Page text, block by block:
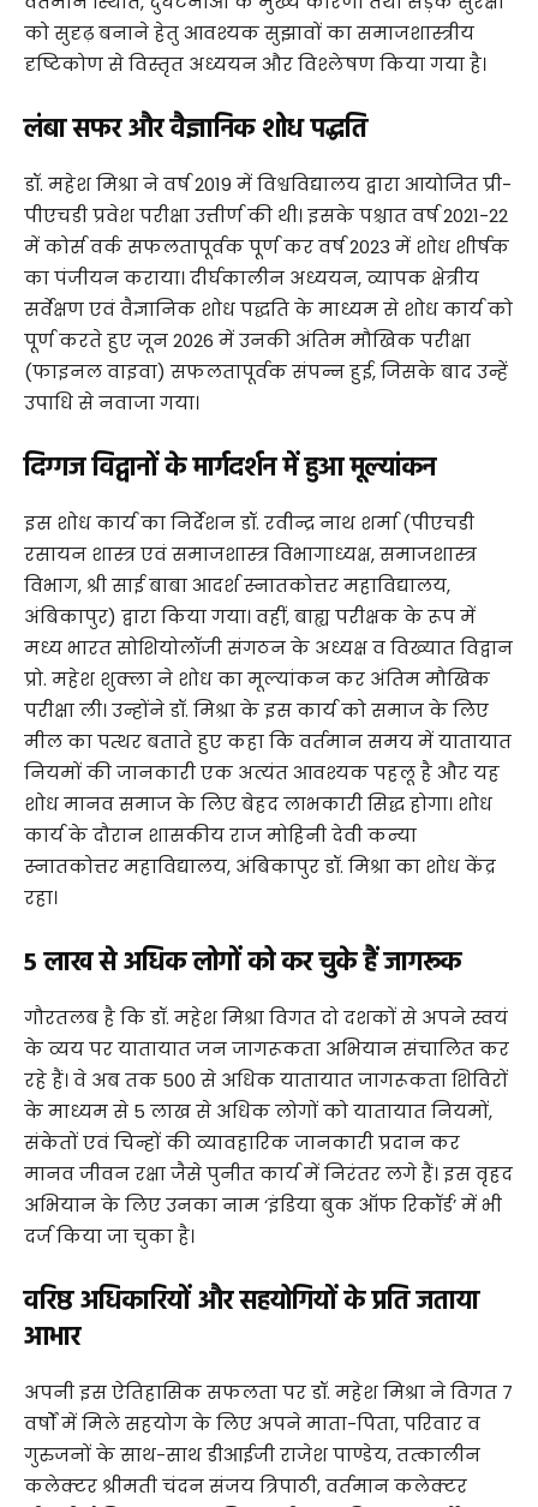
को सुदृढ़ बनाने हेतु आवश्यक सुझावों का समाजशास्त्रीय
दृष्टिकोण से विस्तृत अध्ययन और विश्लेषण किया गया है।
लंबा सफर और वैज्ञानिक शोध पद्धति
​डॉ. महेश मिश्रा ने वर्ष 2019 में विश्वविद्यालय द्वारा आयोजित प्री-
पीएचडी प्रवेश परीक्षा उत्तीर्ण की थी। इसके पश्चात वर्ष 2021-22
में कोर्स वर्क सफलतापूर्वक पूर्ण कर वर्ष 2023 में शोध शीर्षक
का पंजीयन कराया। दीर्घकालीन अध्ययन, व्यापक क्षेत्रीय
सर्वेक्षण एवं वैज्ञानिक शोध पद्धति के माध्यम से शोध कार्य को
पूर्ण करते हुए जून 2026 में उनकी अंतिम मौखिक परीक्षा
(फाइनल वाइवा) सफलतापूर्वक संपन्न हुई, जिसके बाद उन्हें
उपाधि से नवाजा गया।
दिग्गज विद्वानों के मार्गदर्शन में हुआ मूल्यांकन
​इस शोध कार्य का निर्देशन डॉ. रवीन्द्र नाथ शर्मा (पीएचडी
रसायन शास्त्र एवं समाजशास्त्र विभागाध्यक्ष, समाजशास्त्र
विभाग, श्री साई बाबा आदर्श स्नातकोत्तर महाविद्यालय,
अंबिकापुर) द्वारा किया गया। वहीं, बाह्य परीक्षक के रूप में
मध्य भारत सोशियोलॉजी संगठन के अध्यक्ष व विख्यात विद्वान
प्रो. महेश शुक्ला ने शोध का मूल्यांकन कर अंतिम मौखिक
परीक्षा ली। उन्होंने डॉ. मिश्रा के इस कार्य को समाज के लिए
मील का पत्थर बताते हुए कहा कि वर्तमान समय में यातायात
नियमों की जानकारी एक अत्यंत आवश्यक पहलू है और यह
शोध मानव समाज के लिए बेहद लाभकारी सिद्ध होगा। शोध
कार्य के दौरान शासकीय राज मोहिनी देवी कन्या
स्नातकोत्तर महाविद्यालय, अंबिकापुर डॉ. मिश्रा का शोध केंद्र
रहा।
5 लाख से अधिक लोगों को कर चुके हैं जागरूक
​गौरतलब है कि डॉ. महेश मिश्रा विगत दो दशकों से अपने स्वयं
के व्यय पर यातायात जन जागरूकता अभियान संचालित कर
रहे हैं। वे अब तक 500 से अधिक यातायात जागरूकता शिविरों
के माध्यम से 5 लाख से अधिक लोगों को यातायात नियमों,
संकेतों एवं चिन्हों की व्यावहारिक जानकारी प्रदान कर
मानव जीवन रक्षा जैसे पुनीत कार्य में निरंतर लगे हैं। इस वृहद
अभियान के लिए उनका नाम ‘इंडिया बुक ऑफ रिकॉर्ड’ में भी
दर्ज किया जा चुका है।
वरिष्ठ अधिकारियों और सहयोगियों के प्रति जताया
आभार
​अपनी इस ऐतिहासिक सफलता पर डॉ. महेश मिश्रा ने विगत 7
वर्षों में मिले सहयोग के लिए अपने माता-पिता, परिवार व
गुरुजनों के साथ-साथ डीआईजी राजेश पाण्डेय, तत्कालीन
कलेक्टर श्रीमती चंदन संजय त्रिपाठी, वर्तमान कलेक्टर